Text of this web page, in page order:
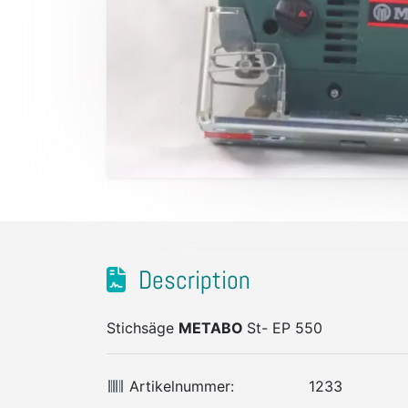
Description
Stichsäge METABO St- EP 550
Artikelnummer: 1233